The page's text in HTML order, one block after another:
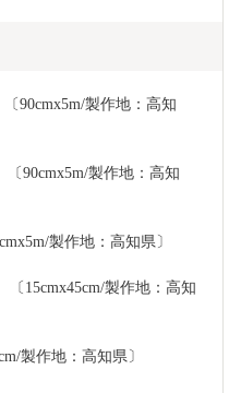
90cmx5m/製作地：高知
〔90cmx5m/製作地：高知
製作地：高知県〕
〔15cmx45cm/製作地：高知
製作地：高知県〕